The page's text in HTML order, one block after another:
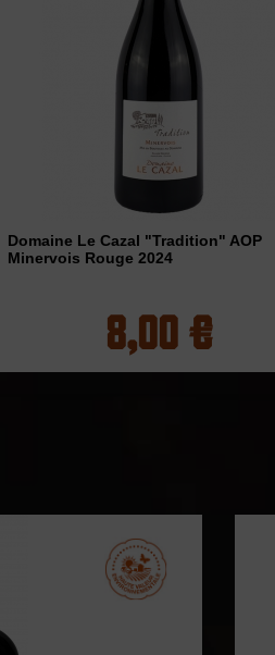
Domaine Le Cazal "Tradition" AOP
Minervois Rouge 2024
8,00 €